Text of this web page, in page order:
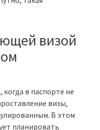
визой
в паспорте не
визы,
В этом
планировать